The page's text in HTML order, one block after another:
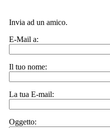
Invia ad un amico.
E-Mail a:
Il tuo nome:
La tua E-mail:
Oggetto: